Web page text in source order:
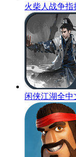
火柴人战争指
闲侠江湖全中